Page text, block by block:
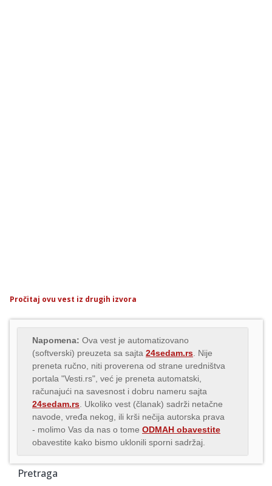
Pročitaj ovu vest iz drugih izvora
Napomena: Ova vest je automatizovano
(softverski) preuzeta sa sajta 24sedam.rs . Nije
preneta ručno, niti proverena od strane uredništva
portala "Vesti.rs", već je preneta automatski,
računajući na savesnost i dobru nameru sajta
24sedam.rs . Ukoliko vest (članak) sadrži netačne
navode, vređa nekog, ili krši nečija autorska prava
- molimo Vas da nas o tome ODMAH obavestite
obavestite kako bismo uklonili sporni sadržaj.
Pretraga